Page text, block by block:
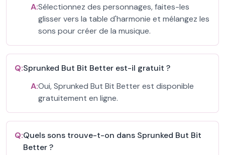
A:Sélectionnez des personnages, faites-les
glisser vers la table d'harmonie et mélangez les
sons pour créer de la musique.
Q:Sprunked But Bit Better est-il gratuit ?
A:Oui, Sprunked But Bit Better est disponible
gratuitement en ligne.
Q:Quels sons trouve-t-on dans Sprunked But Bit
Better ?